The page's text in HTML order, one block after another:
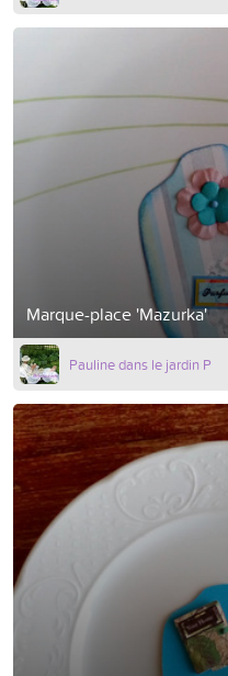
Marque-place 'Mazurka'
Pauline dans le jardin P